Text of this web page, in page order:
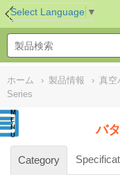
Select Language ▼
ホーム › 製品情報 › 真空
Series
バ
Category
NULL//